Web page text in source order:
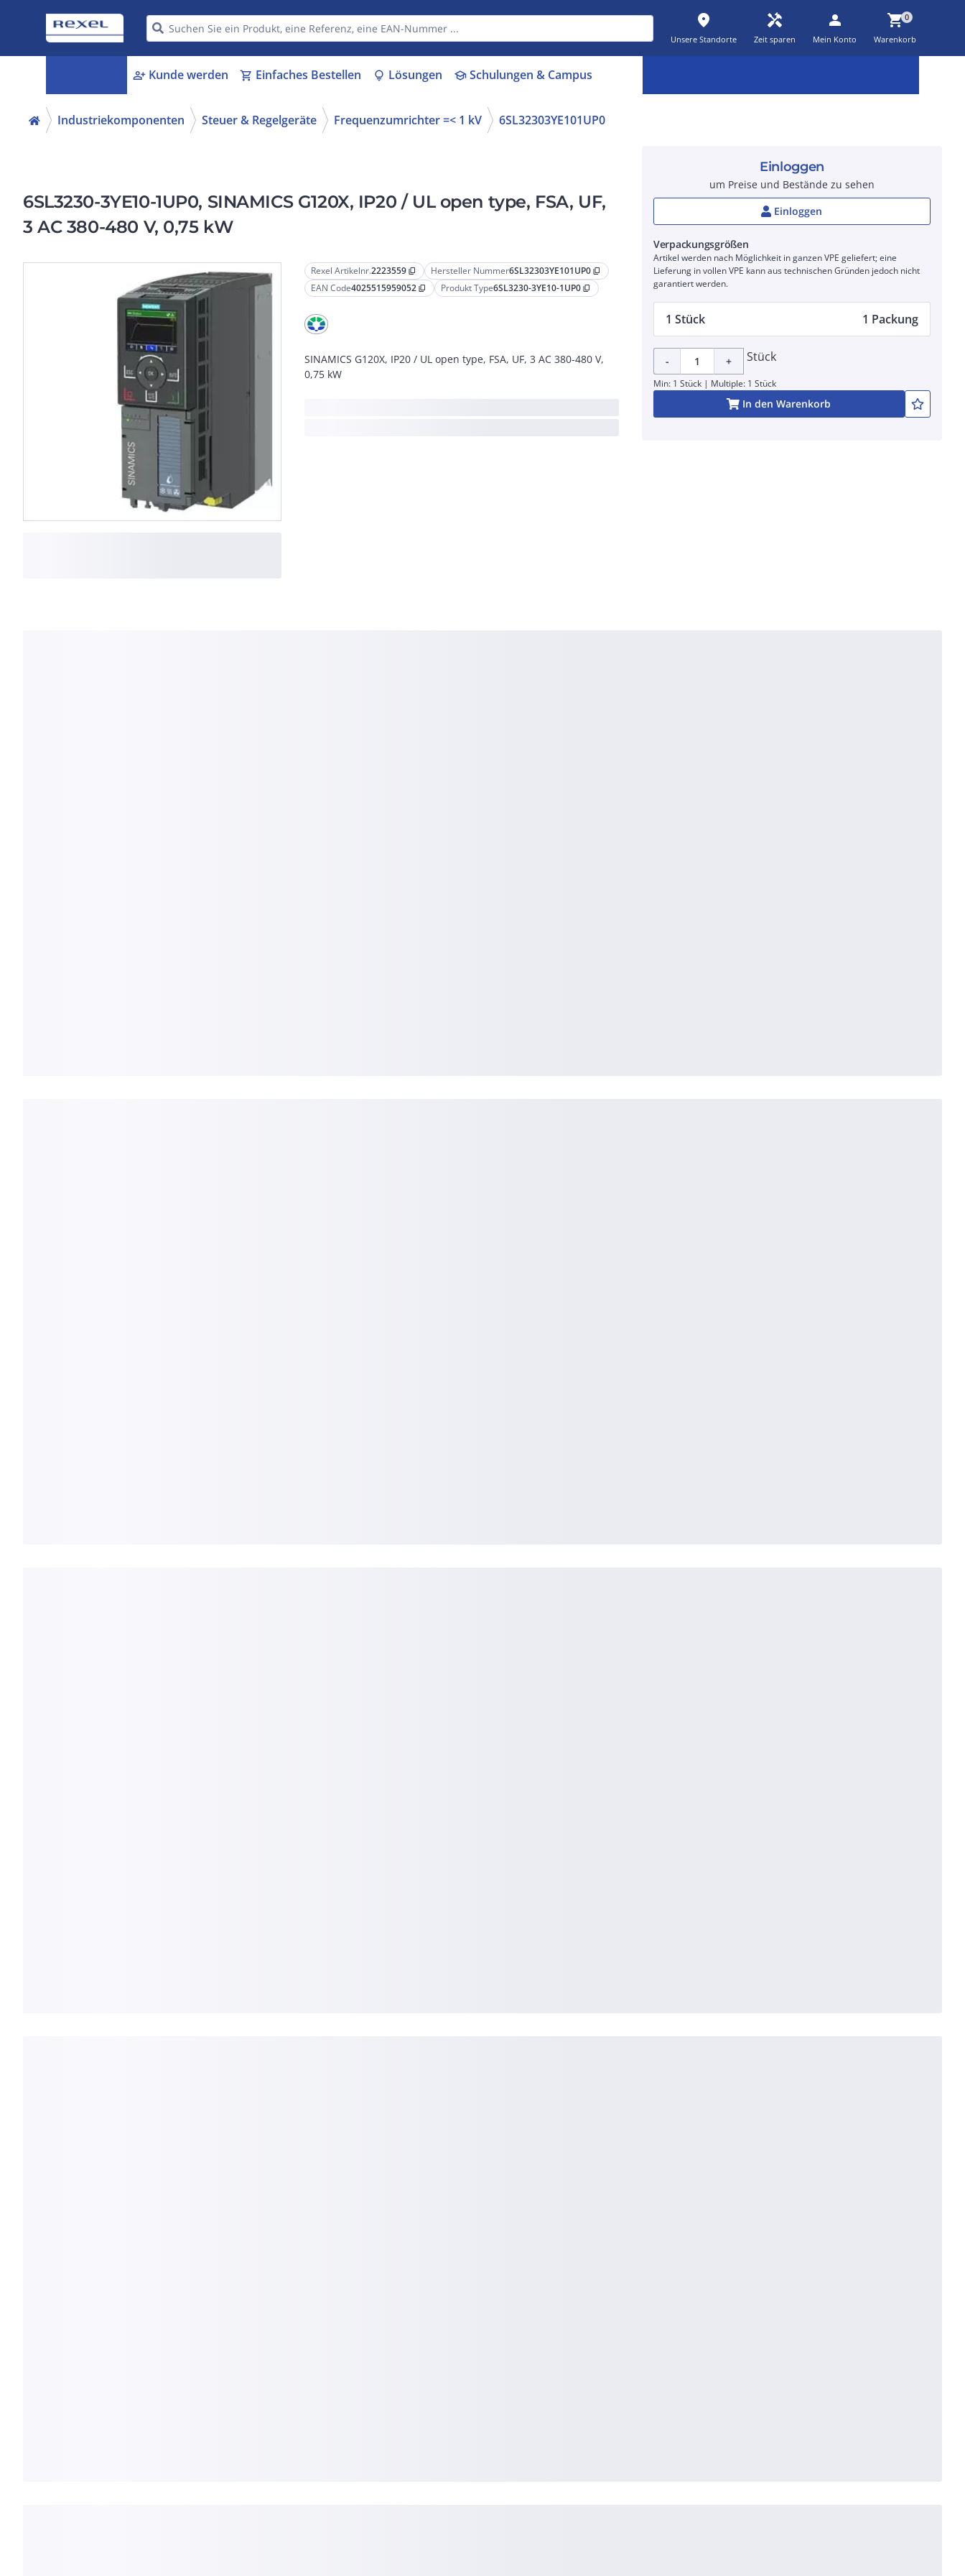
place
Unsere Standorte
handyman
Zeit sparen
person
Mein Konto
shopping_cart0
Warenkorb
person_add Kunde werden shopping_cart Einfaches Bestellen lightbulb Lösungen schoolSchulungen & Campus
Industriekomponenten Steuer & Regelgeräte Frequenzumrichter =< 1 kV 6SL32303YE101UP0
6SL3230-3YE10-1UP0, SINAMICS G120X, IP20 / UL open type, FSA, UF,
3 AC 380-480 V, 0,75 kW
Rexel Artikelnr.2223559 content_copy Hersteller Nummer6SL32303YE101UP0 content_copy
EAN Code4025515959052 content_copy Produkt Type6SL3230-3YE10-1UP0 content_copy
SINAMICS G120X, IP20 / UL open type, FSA, UF, 3 AC 380-480 V,
0,75 kW
Einloggen
um Preise und Bestände zu sehen
Einloggen
Verpackungsgrößen
Artikel werden nach Möglichkeit in ganzen VPE geliefert; eine
Lieferung in vollen VPE kann aus technischen Gründen jedoch nicht
garantiert werden.
1 Stück 1 Packung
- + Stück
Min: 1 Stück | Multiple: 1 Stück
In den Warenkorb